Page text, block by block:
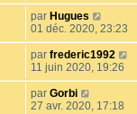
par Hugues
01 déc. 2020, 23:23
par frederic1992
11 juin 2020, 19:26
par Gorbi
27 avr. 2020, 17:18